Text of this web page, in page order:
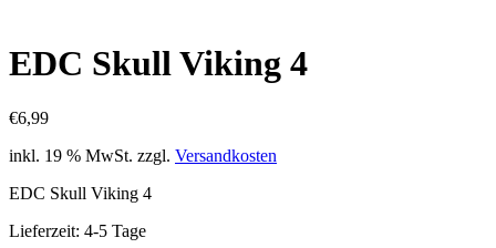
EDC Skull Viking 4
€6,99
inkl. 19 % MwSt. zzgl. Versandkosten
EDC Skull Viking 4
Lieferzeit: 4-5 Tage